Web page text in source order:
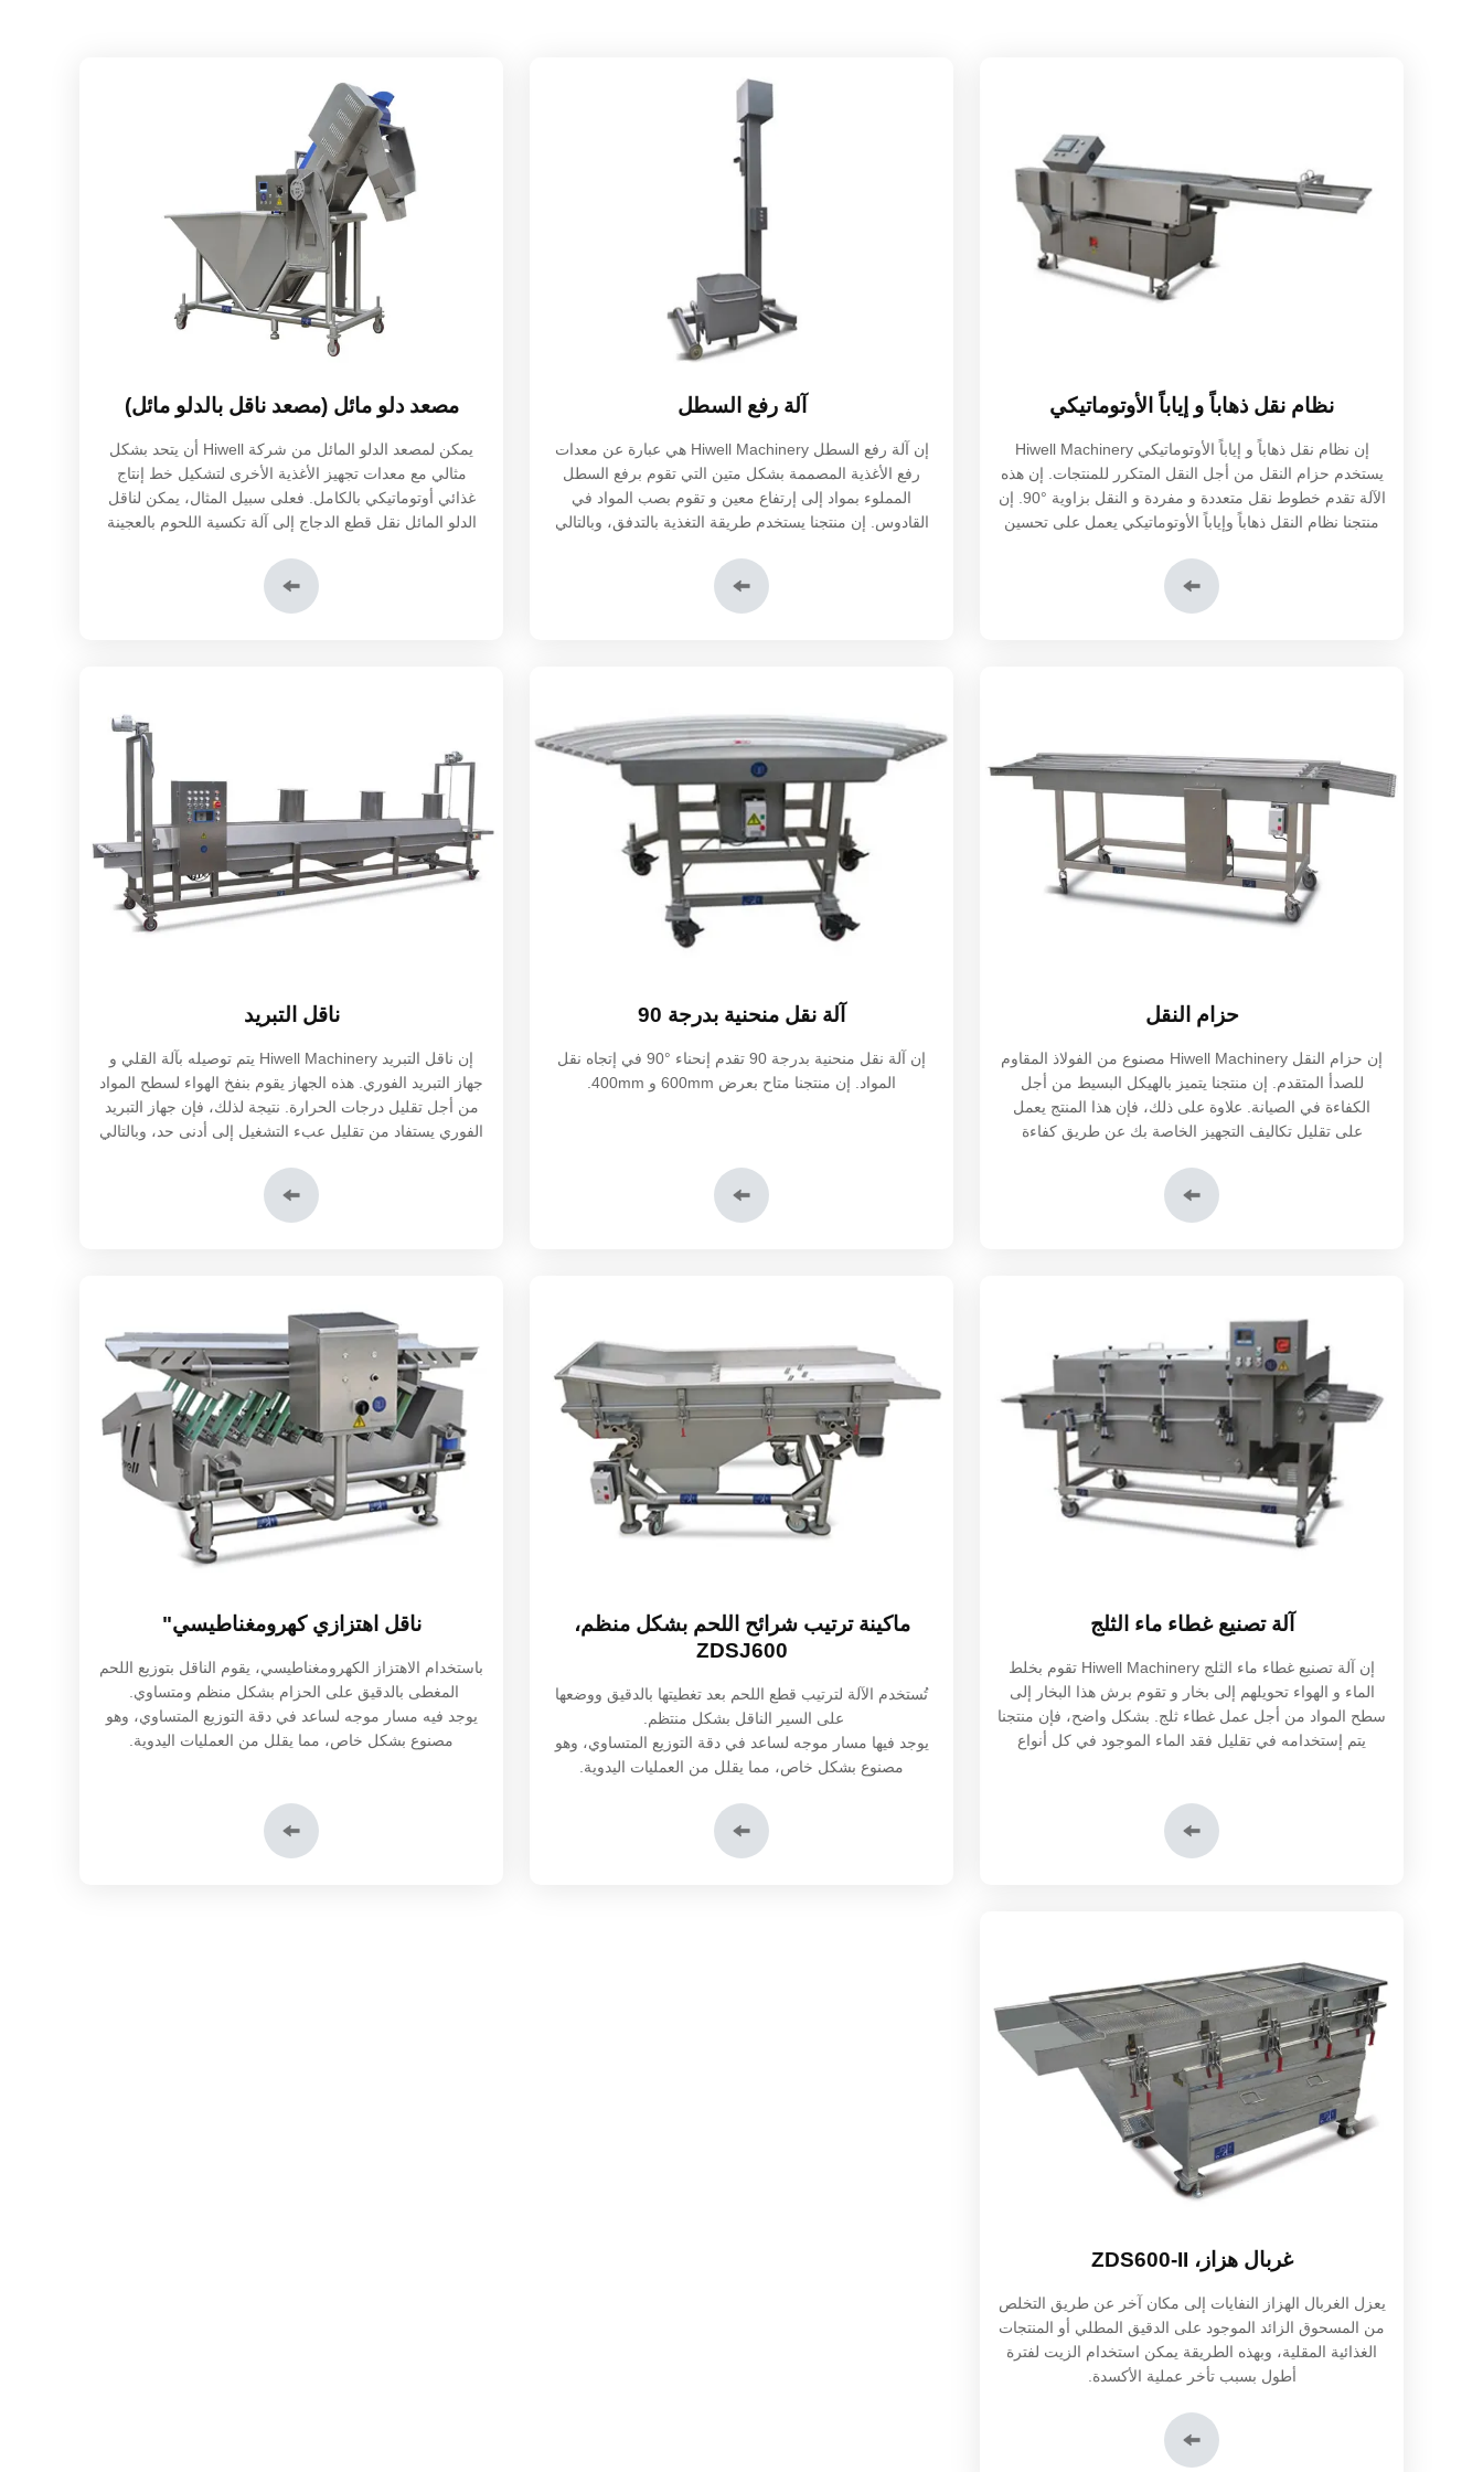
نظام نقل ذهاباً و إياباً الأوتوماتيكي
إن نظام نقل ذهاباً و إياباً الأوتوماتيكي Hiwell Machinery
يستخدم حزام النقل من أجل النقل المتكرر للمنتجات. إن هذه
الآلة تقدم خطوط نقل متعددة و مفردة و النقل بزاوية 90° . إن
منتجنا نظام النقل ذهاباً وإياباً الأوتوماتيكي يعمل على تحسين
النقل.
آلة رفع السطل
إن آلة رفع السطل Hiwell Machinery هي عبارة عن معدات
رفع الأغذية المصممة بشكل متين التي تقوم برفع السطل
المملوء بمواد إلى إرتفاع معين و تقوم بصب المواد في
القادوس. إن منتجنا يستخدم طريقة التغذية بالتدفق، وبالتالي
مصعد دلو مائل (مصعد ناقل بالدلو مائل)
يمكن لمصعد الدلو المائل من شركة Hiwell أن يتحد بشكل
مثالي مع معدات تجهيز الأغذية الأخرى لتشكيل خط إنتاج
غذائي أوتوماتيكي بالكامل. فعلى سبيل المثال، يمكن لناقل
الدلو المائل نقل قطع الدجاج إلى آلة تكسية اللحوم بالعجينة
وتحسين كفاءة الإنتاج.
حزام النقل
إن حزام النقل Hiwell Machinery مصنوع من الفولاذ المقاوم
للصدأ المتقدم. إن منتجنا يتميز بالهيكل البسيط من أجل
الكفاءة في الصيانة. علاوة على ذلك، فإن هذا المنتج يعمل
على تقليل تكاليف التجهيز الخاصة بك عن طريق كفاءة
آلة نقل منحنية بدرجة 90
إن آلة نقل منحنية بدرجة 90 تقدم إنحناء 90° في إتجاه نقل
المواد. إن منتجنا متاح بعرض 600mm و 400mm.
ناقل التبريد
إن ناقل التبريد Hiwell Machinery يتم توصيله بآلة القلي و
جهاز التبريد الفوري. هذه الجهاز يقوم بنفخ الهواء لسطح المواد
من أجل تقليل درجات الحرارة. نتيجة لذلك، فإن جهاز التبريد
الفوري يستفاد من تقليل عبء التشغيل إلى أدنى حد، وبالتالي
آلة تصنيع غطاء ماء الثلج
إن آلة تصنيع غطاء ماء الثلج Hiwell Machinery تقوم بخلط
الماء و الهواء تحويلهم إلى بخار و تقوم برش هذا البخار إلى
سطح المواد من أجل عمل غطاء ثلج. بشكل واضح، فإن منتجنا
يتم إستخدامه في تقليل فقد الماء الموجود في كل أنواع
ماكينة ترتيب شرائح اللحم بشكل منظم،
ZDSJ600
تُستخدم الآلة لترتيب قطع اللحم بعد تغطيتها بالدقيق ووضعها
على السير الناقل بشكل منتظم.
يوجد فيها مسار موجه لساعد في دقة التوزيع المتساوي، وهو
مصنوع بشكل خاص، مما يقلل من العمليات اليدوية.
ناقل اهتزازي كهرومغناطيسي"
باستخدام الاهتزاز الكهرومغناطيسي، يقوم الناقل بتوزيع اللحم
المغطى بالدقيق على الحزام بشكل منظم ومتساوي.
يوجد فيه مسار موجه لساعد في دقة التوزيع المتساوي، وهو
مصنوع بشكل خاص، مما يقلل من العمليات اليدوية.
غربال هزاز، ZDS600-II
يعزل الغربال الهزاز النفايات إلى مكان آخر عن طريق التخلص
من المسحوق الزائد الموجود على الدقيق المطلي أو المنتجات
الغذائية المقلية، وبهذه الطريقة يمكن استخدام الزيت لفترة
أطول بسبب تأخر عملية الأكسدة.